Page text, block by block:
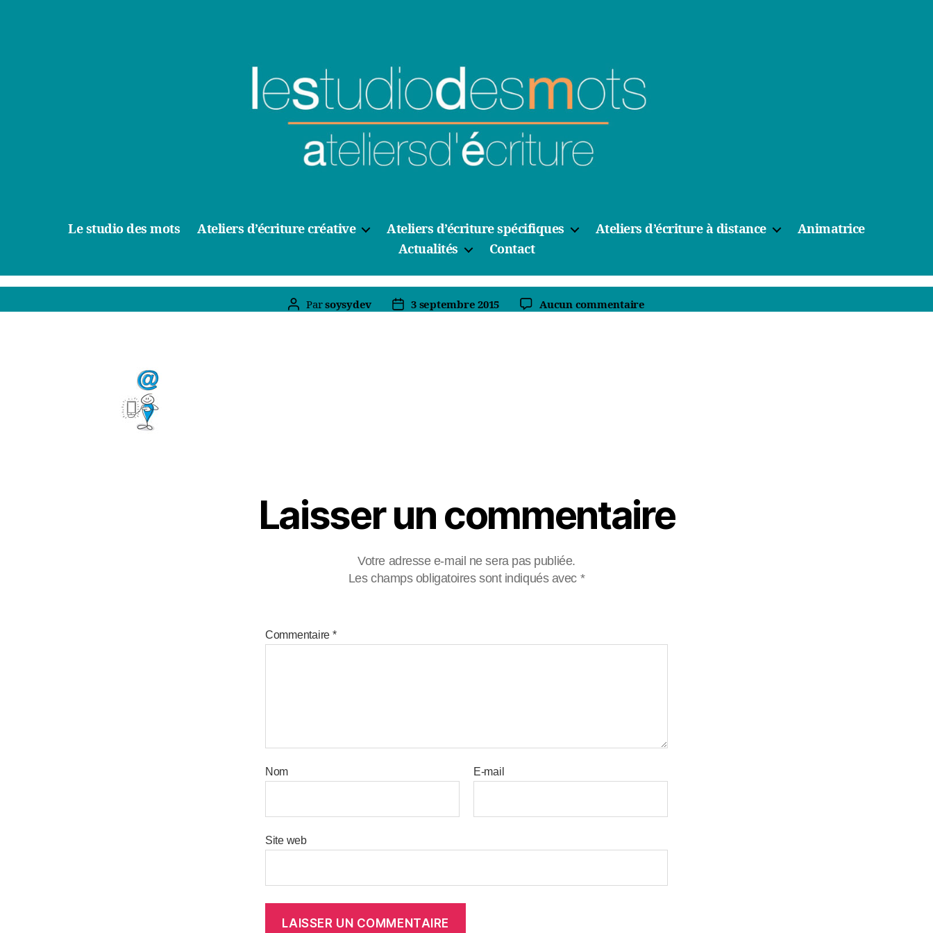
Le studio des mots Ateliers d’écriture créative Ateliers d’écriture spécifiques Ateliers d’écriture à distance
Animatrice
Actualités
Contact
Auteur
Parsoysydev
Date3 septembre 2015 Aucun commentairesur
Laisser un commentaire
Votre adresse e-mail ne sera pas publiée.
Les champs obligatoires sont indiqués avec *
Commentaire *
Nom E-mail
Site web